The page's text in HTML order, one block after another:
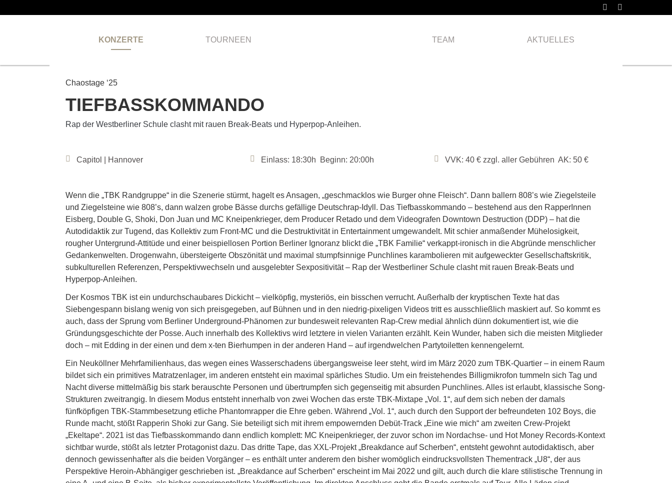
KONZERTE TOURNEEN TEAM AKTUELLES21.11.
Chaostage ‘25
TIEFBASSKOMMANDO
Rap der Westberliner Schule clasht mit rauen Break-Beats und Hyperpop-Anleihen.
Capitol | Hannover Einlass: 18:30h Beginn: 20:00h VVK: 40 € zzgl. aller Gebühren AK: 50 €
Wenn die „TBK Randgruppe“ in die Szenerie stürmt, hagelt es Ansagen, „geschmacklos wie Burger ohne Fleisch“. Dann ballern 808’s wie Ziegelsteile
und Ziegelsteine wie 808’s, dann walzen grobe Bässe durchs gefällige Deutschrap-Idyll. Das Tiefbasskommando – bestehend aus den RapperInnen
Eisberg, Double G, Shoki, Don Juan und MC Kneipenkrieger, dem Producer Retado und dem Videografen Downtown Destruction (DDP) – hat die
Autodidaktik zur Tugend, das Kollektiv zum Front-MC und die Destruktivität in Entertainment umgewandelt. Mit schier anmaßender Mühelosigkeit,
rougher Untergrund-Attitüde und einer beispiellosen Portion Berliner Ignoranz blickt die „TBK Familie“ verkappt-ironisch in die Abgründe menschlicher
Gedankenwelten. Drogenwahn, übersteigerte Obszönität und maximal stumpfsinnige Punchlines karambolieren mit aufgeweckter Gesellschaftskritik,
subkulturellen Referenzen, Perspektivwechseln und ausgelebter Sexpositivität – Rap der Westberliner Schule clasht mit rauen Break-Beats und
Hyperpop-Anleihen.
Der Kosmos TBK ist ein undurchschaubares Dickicht – vielköpfig, mysteriös, ein bisschen verrucht. Außerhalb der kryptischen Texte hat das
Siebengespann bislang wenig von sich preisgegeben, auf Bühnen und in den niedrig-pixeligen Videos tritt es ausschließlich maskiert auf. So kommt es
auch, dass der Sprung vom Berliner Underground-Phänomen zur bundesweit relevanten Rap-Crew medial ähnlich dünn dokumentiert ist, wie die
Gründungsgeschichte der Posse. Auch innerhalb des Kollektivs wird letztere in vielen Varianten erzählt. Kein Wunder, haben sich die meisten Mitglieder
doch – mit Edding in der einen und dem x-ten Bierhumpen in der anderen Hand – auf irgendwelchen Partytoiletten kennengelernt.
Ein Neuköllner Mehrfamilienhaus, das wegen eines Wasserschadens übergangsweise leer steht, wird im März 2020 zum TBK-Quartier – in einem Raum
bildet sich ein primitives Matratzenlager, im anderen entsteht ein maximal spärliches Studio. Um ein freistehendes Billigmikrofon tummeln sich Tag und
Nacht diverse mittelmäßig bis stark berauschte Personen und übertrumpfen sich gegenseitig mit absurden Punchlines. Alles ist erlaubt, klassische Song-
Strukturen zweitrangig. In diesem Modus entsteht innerhalb von zwei Wochen das erste TBK-Mixtape „Vol. 1“, auf dem sich neben der damals
fünfköpfigen TBK-Stammbesetzung etliche Phantomrapper die Ehre geben. Während „Vol. 1“, auch durch den Support der befreundeten 102 Boys, die
Runde macht, stößt Rapperin Shoki zur Gang. Sie beteiligt sich mit ihrem empowernden Debüt-Track „Eine wie mich“ am zweiten Crew-Projekt
„Ekeltape“. 2021 ist das Tiefbasskommando dann endlich komplett: MC Kneipenkrieger, der zuvor schon im Nordachse- und Hot Money Records-Kontext
sichtbar wurde, stößt als letzter Protagonist dazu. Das dritte Tape, das XXL-Projekt „Breakdance auf Scherben“, entsteht gewohnt autodidaktisch, aber
dennoch gewissenhafter als die beiden Vorgänger – es enthält unter anderem den bisher womöglich eindrucksvollsten Thementrack „U8“, der aus
Perspektive Heroin-Abhängiger geschrieben ist. „Breakdance auf Scherben“ erscheint im Mai 2022 und gilt, auch durch die klare stilistische Trennung in